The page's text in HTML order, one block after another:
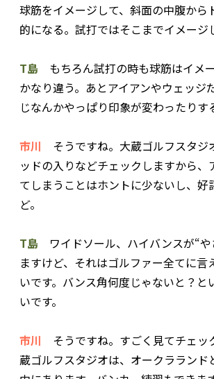
球筋をイメージして、斜面の中腹から
的になる。試打ではそこまでイメージ
T島 もちろん試打の時も球筋はイメ
かなり違う。あとアイアンやウェッジ
じなんかやっぱり印象が変わったりす
市川 そうですね。大蔵ゴルフスタジ
ッドの入りなどチェックしますから、
てしまうことはホントに少ないし、好
ど。
T島 ワイドソール、ハイバンスが“や
ますけど、それはゴルファー全てに言
いです。バンス角何度じゃないと？と
いです。
市川 そうですね。すごく見てチェッ
蔵ゴルフスタジオは、オークラランド